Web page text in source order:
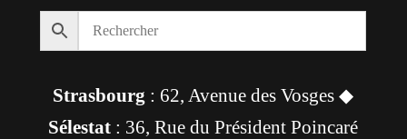
Strasbourg : 62, Avenue des Vosges ◆
Sélestat : 36, Rue du Président Poincaré